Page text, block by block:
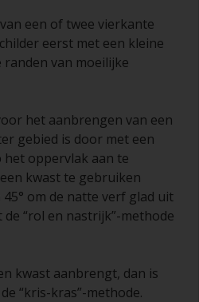
moet u de primer schuren
aanbrengen en ervoor
niet opnieuw
(of als de lagen vuil
moeten deze weggeschuurd
korrelgrofte P120-220.
korrelgrofte P220 en als
ga dan over op papier
Als u groffer
dan loopt u het risico dat
en/of te ver
een of twee vierkante
eerst met een kleine
van moeilijke
het aanbrengen van een
gebied is door met een
oppervlak aan te
kwast te gebruiken
om de natte verf glad uit
“rol en nastrijk”-methode
kwast aanbrengt, dan is
“kris-kras”-methode.